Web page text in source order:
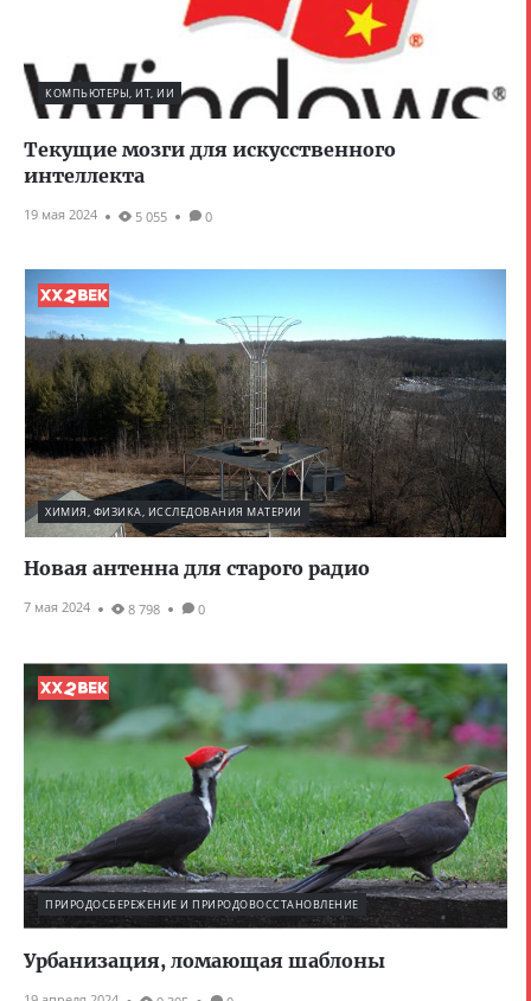
КОМПЬЮТЕРЫ, ИТ, ИИ
Текущие мозги для искусственного
интеллекта
19 мая 2024 5 055 0
ХИМИЯ, ФИЗИКА, ИССЛЕДОВАНИЯ МАТЕРИИ
Новая антенна для старого радио
7 мая 2024 8 798 0
ПРИРОДОСБЕРЕЖЕНИЕ И ПРИРОДОВОССТАНОВЛЕНИЕ
Урбанизация, ломающая шаблоны